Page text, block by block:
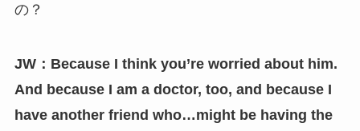
の？
JW：Because I think you’re worried about him.
And because I am a doctor, too, and because I
have another friend who…might be having the